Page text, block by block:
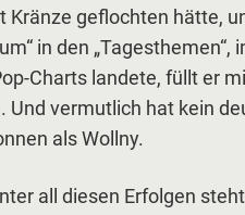
Kränze geflochten hätte,
in den „Tagesthemen“,
Charts landete, füllt er
Und vermutlich hat kein
als Wollny.
all diesen Erfolgen